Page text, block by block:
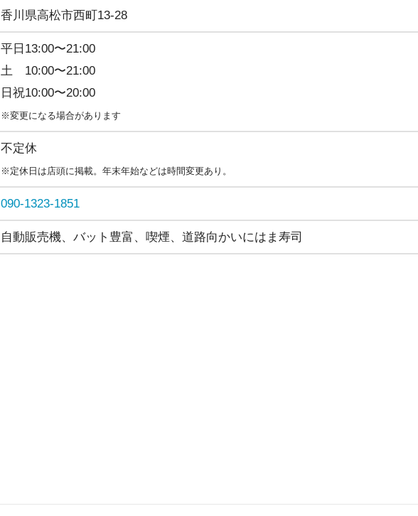
香川県高松市西町13-28
平日13:00〜21:00
土 10:00〜21:00
日祝10:00〜20:00
※変更になる場合があります
不定休
※定休日は店頭に掲載。年末年始などは時間変更あり。
090-1323-1851
自動販売機、バット豊富、喫煙、道路向かいにはま寿司